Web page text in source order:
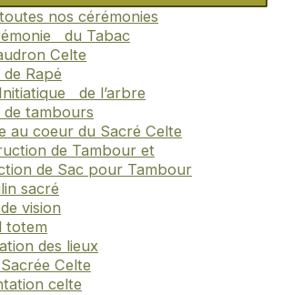
nos cérémonies
du Tabac
Celte
Rapé
de l’arbre
de tambours
au coeur du Sacré Celte
de Tambour et
de Sac pour Tambour
sacré
vision
totem
des lieux
Celte
celte